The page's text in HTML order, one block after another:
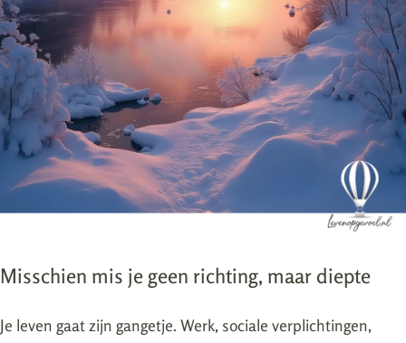
Misschien mis je geen richting, maar diepte
Je leven gaat zijn gangetje. Werk, sociale verplichtingen,